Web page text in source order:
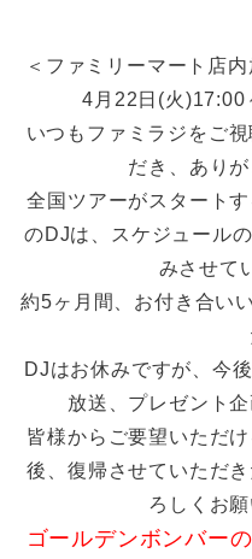
＜ファミリーマート店
4月22日(火)17:00
いつもファミラジをご
だき、ありが
全国ツアーがスタート
のDJは、スケジュール
みさせて
約5ヶ月間、お付き合い
DJはお休みですが、今
放送、プレゼント
皆様からご要望いただ
後、復帰させていただ
ろしくお願
ゴールデンボンバー